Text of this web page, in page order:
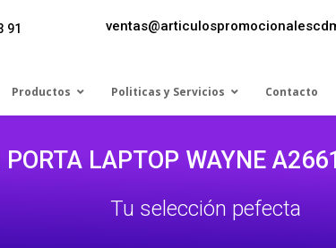
91
Productos Politicas y Servicios Contacto
LAPTOP WAYNE
Tu selección pefecta